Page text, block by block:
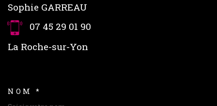
Sophie GARREAU
07 45 29 01 90
La Roche-sur-Yon
NOM *